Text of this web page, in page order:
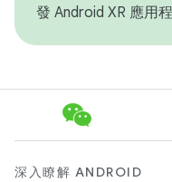
發 Android XR 應用
深入瞭解 ANDROID